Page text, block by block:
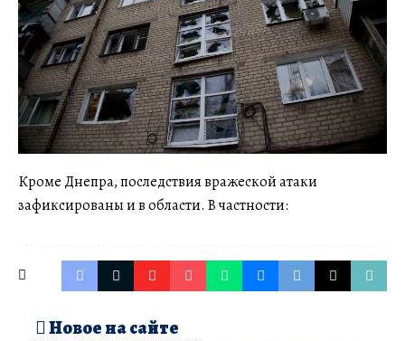
Кроме Днепра, последствия вражеской атаки
зафиксированы и в области. В частности:
Новое на сайте